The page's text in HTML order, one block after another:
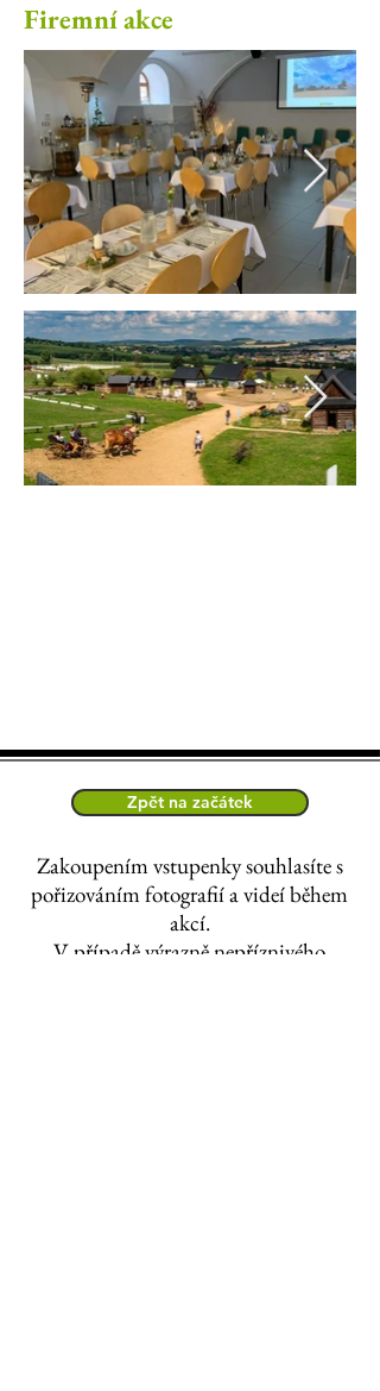
Firemní akce
Zpět na začátek
Zakoupením vstupenky souhlasíte s
pořizováním fotografií a videí během
akcí.
V případě výrazně nepříznivého